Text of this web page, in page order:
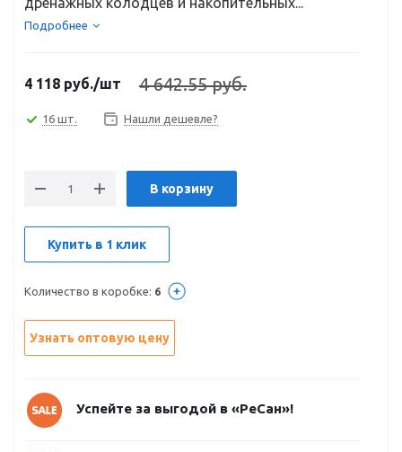
Подробнее
4 118 руб./шт 4 642.55 руб.
16 шт. Нашли дешевле?
В корзину
Купить в 1 клик
Количество в коробке: 6
Узнать оптовую цену
Успейте за выгодой в «РеСан»!